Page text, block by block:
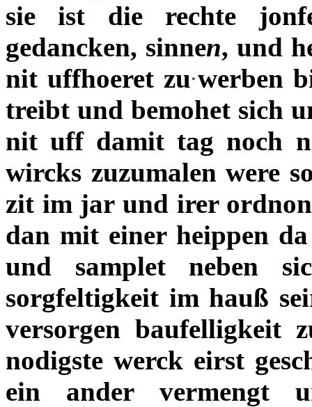
sie ist die rechte
gedancken, sinnen, und
nit uffhoeret zu werben
treibt und bemohet sich
nit uff damit tag noch
wircks zuzumalen were
zit im jar und irer
dan mit einer heippen
und samplet neben
sorgfeltigkeit im hauß
versorgen baufelligkeit
nodigste werck eirst
ein ander vermengt